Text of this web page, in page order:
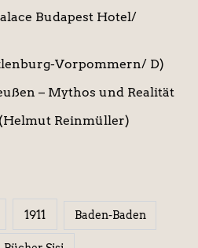
Budapest Hotel/
Vorpommern/ D)
– Mythos und Realität
Reinmüller)
1911 Baden-Baden